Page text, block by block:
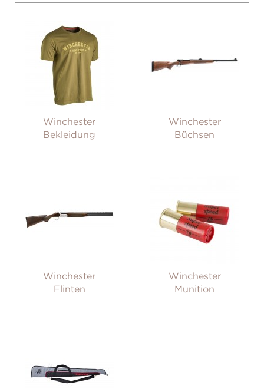
Winchester
Bekleidung
Winchester
Büchsen
Winchester
Flinten
Winchester
Munition